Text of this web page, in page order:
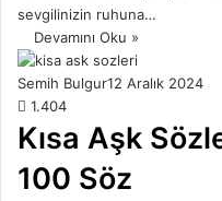
sevgilinizin ruhuna…
Devamını Oku »
Semih Bulgur12 Aralık 2024
1.404
Kısa Aşk
100 Söz